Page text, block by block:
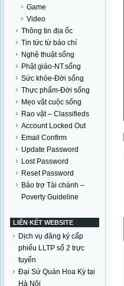
Game
Video
Thông tin địa ốc
Tin tức từ báo chí
Nghệ thuật sống
Phật giáo-NT.sống
Sức khỏe-Đời sống
Thực phẩm-Đời sống
Mẹo vặt cuộc sống
Rao vặt – Classifieds
Account Locked Out
Email Confirm
Update Password
Lost Password
Reset Password
Bảo trợ Tài chánh –
Poverty Guideline
LIÊN KẾT WEBSITE
Dịch vụ đăng ký cấp
phiếu LLTP số 2 trực
tuyến
Đại Sứ Quán Hoa Kỳ tại
Hà Nội